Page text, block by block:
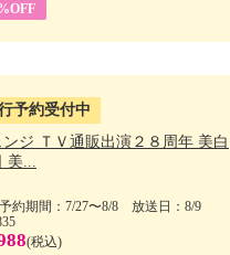
予約受付中
ンジ ＴＶ通販出演２８周年 美白
美...
約期間：7/27〜8/8 放送日：8/9
(税込)